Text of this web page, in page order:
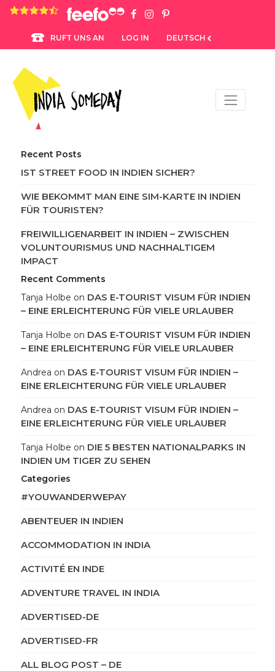
4.8 rating based on 1,234 ratings
RUFT UNS AN LOG IN DEUTSCH
Recent Posts
IST STREET FOOD IN INDIEN SICHER?
WIE BEKOMMT MAN EINE SIM-KARTE IN INDIEN
FÜR TOURISTEN?
FREIWILLIGENARBEIT IN INDIEN – ZWISCHEN
VOLUNTOURISMUS UND NACHHALTIGEM
IMPACT
Recent Comments
Tanja Holbe on DAS E-TOURIST VISUM FÜR INDIEN
– EINE ERLEICHTERUNG FÜR VIELE URLAUBER
Tanja Holbe on DAS E-TOURIST VISUM FÜR INDIEN
– EINE ERLEICHTERUNG FÜR VIELE URLAUBER
Andrea on DAS E-TOURIST VISUM FÜR INDIEN –
EINE ERLEICHTERUNG FÜR VIELE URLAUBER
Andrea on DAS E-TOURIST VISUM FÜR INDIEN –
EINE ERLEICHTERUNG FÜR VIELE URLAUBER
Tanja Holbe on DIE 5 BESTEN NATIONALPARKS IN
INDIEN UM TIGER ZU SEHEN
Categories
#YOUWANDERWEPAY
ABENTEUER IN INDIEN
ACCOMMODATION IN INDIA
ACTIVITÉ EN INDE
ADVENTURE TRAVEL IN INDIA
ADVERTISED-DE
ADVERTISED-FR
ALL BLOG POST – DE